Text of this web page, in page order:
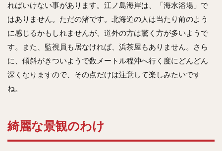
ればいけない事があります。江ノ島海岸は、「海水浴場」で
はありません。ただの渚です。北海道の人は当たり前のよう
に感じるかもしれませんが、道外の方は驚く方が多いようで
す。また、監視員も居なければ、浜茶屋もありません。さら
に、傾斜がきついようで数メートル程沖へ行く度にどんどん
深くなりますので、その点だけは注意して楽しみたいです
ね。
綺麗な景観のわけ